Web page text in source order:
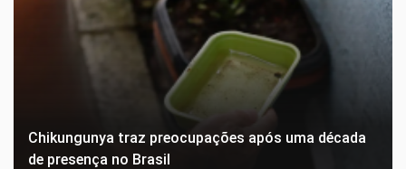
Chikungunya traz preocupações após uma década
de presença no Brasil